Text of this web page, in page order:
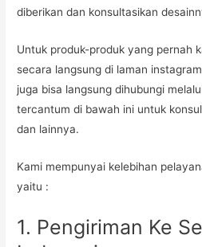
diberikan dan konsultasikan
Untuk produk-produk yang pernah
secara langsung di laman
juga bisa langsung dihubungi
tercantum di bawah ini untuk
dan lainnya.
Kami mempunyai kelebihan
yaitu :
1. Pengiriman Ke